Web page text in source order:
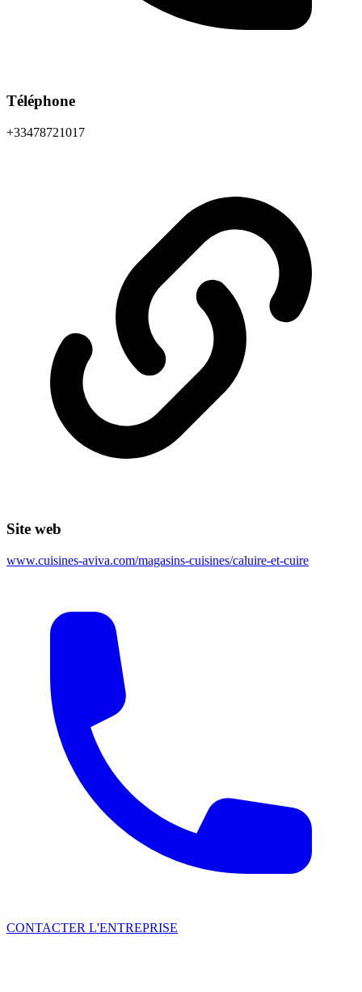
Téléphone
+33478721017
Site web
www.cuisines-aviva.com/magasins-cuisines/caluire-et-cuire
CONTACTER L'ENTREPRISE